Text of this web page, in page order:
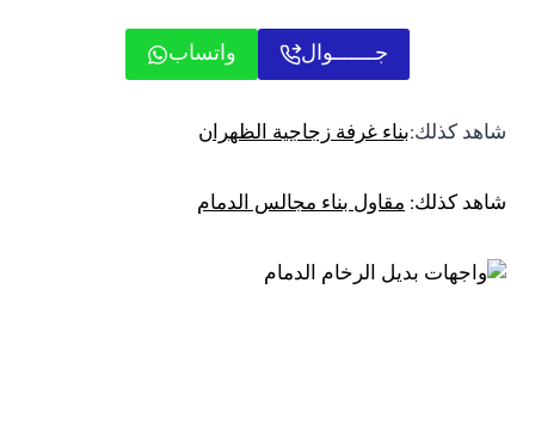
جـــــــوال واتساب
شاهد كذلك:بناء غرفة زجاجية الظهران
شاهد كذلك:مقاول بناء مجالس الدمام